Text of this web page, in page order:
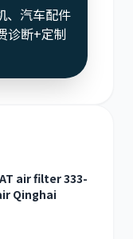
、汽车配件
诊断+定制
air filter 333-
Qinghai